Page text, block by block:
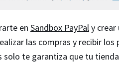
en Sandbox PayPaly crear
las compras y recibir los
solo te garantiza que tu